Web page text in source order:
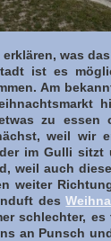
was
ist es
Am
zu essen
weil wir
im Gulli sitzt
weil auch
weiter
des
schlechter,
an Punsch